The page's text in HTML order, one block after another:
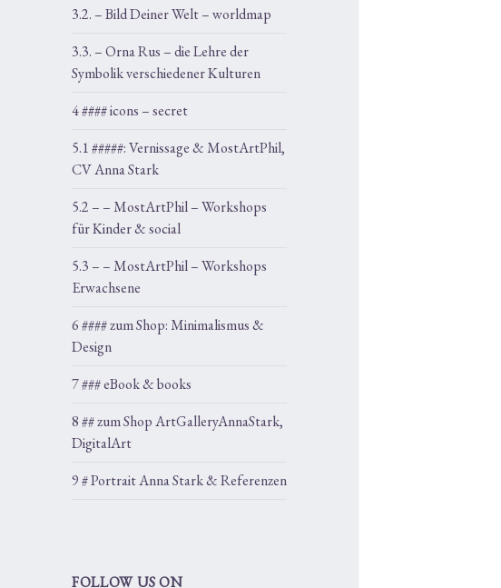
3.2. – Bild Deiner Welt – worldmap
3.3. – Orna Rus – die Lehre der
Symbolik verschiedener Kulturen
4 #### icons – secret
5.1 #####: Vernissage & MostArtPhil,
CV Anna Stark
5.2 – – MostArtPhil – Workshops
für Kinder & social
5.3 – – MostArtPhil – Workshops
Erwachsene
6 #### zum Shop: Minimalismus &
Design
7 ### eBook & books
8 ## zum Shop ArtGalleryAnnaStark,
DigitalArt
9 # Portrait Anna Stark & Referenzen
FOLLOW US ON